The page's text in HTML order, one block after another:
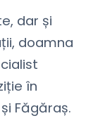
dar și
doamna
în
Făgăraș.